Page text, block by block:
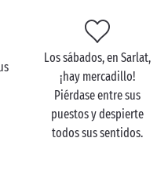
mejores especialidades del
nueces, hongos… ¡cocinadas
por las callejuelas
coja altura en los suntuosos
del Manoir d’Eyrignac. Este
Los sábados, en Sarlat,
¡hay mercadillo!
Piérdase entre sus
puestos y despierte
todos sus sentidos.